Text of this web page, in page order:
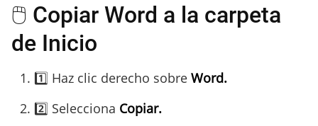
🖱️ Copiar Word a la carpeta
de Inicio
1️⃣ Haz clic derecho sobre Word.
2️⃣ Selecciona Copiar.